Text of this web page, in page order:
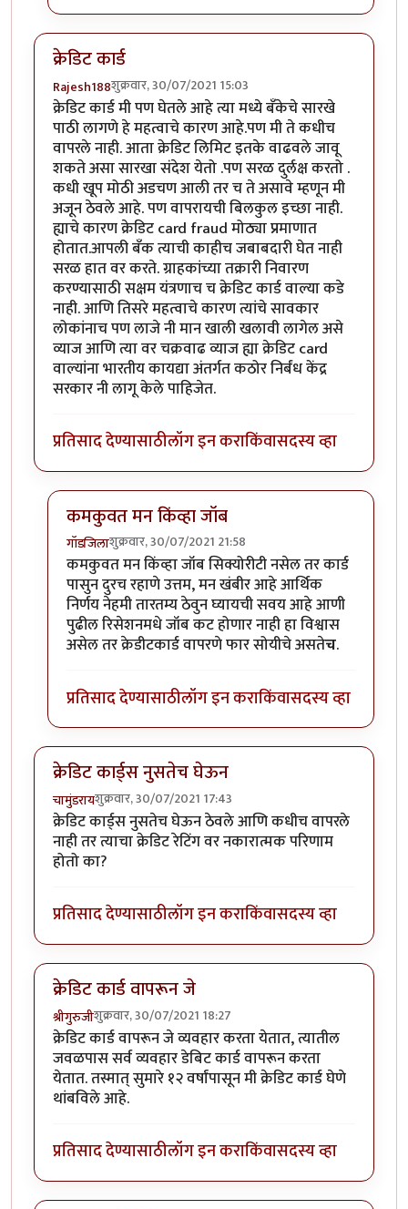
क्रेडिट कार्ड
Rajesh188शुक्रवार, 30/07/2021 15:03
क्रेडिट कार्ड मी पण घेतले आहे त्या मध्ये बँकेचे सारखे
पाठी लागणे हे महत्वाचे कारण आहे.पण मी ते कधीच
वापरले नाही. आता क्रेडिट लिमिट इतके वाढवले जावू
शकते असा सारखा संदेश येतो .पण सरळ दुर्लक्ष करतो .
कधी खूप मोठी अडचण आली तर च ते असावे म्हणून मी
अजून ठेवले आहे. पण वापरायची बिलकुल इच्छा नाही.
ह्याचे कारण क्रेडिट card fraud मोठ्या प्रमाणात
होतात.आपली बँक त्याची काहीच जबाबदारी घेत नाही
सरळ हात वर करते. ग्राहकांच्या तक्रारी निवारण
करण्यासाठी सक्षम यंत्रणाच च क्रेडिट कार्ड वाल्या कडे
नाही. आणि तिसरे महत्वाचे कारण त्यांचे सावकार
लोकांनाच पण लाजे नी मान खाली खलावी लागेल असे
व्याज आणि त्या वर चक्रवाढ व्याज ह्या क्रेडिट card
वाल्यांना भारतीय कायद्या अंतर्गत कठोर निर्बंध केंद्र
सरकार नी लागू केले पाहिजेत.
प्रतिसाद देण्यासाठीलॉग इन कराकिंवासदस्य व्हा
कमकुवत मन किंव्हा जॉब
गॉडजिलाशुक्रवार, 30/07/2021 21:58
In reply toक्रेडिट कार्डbyRajesh188
कमकुवत मन किंव्हा जॉब सिक्योरीटी नसेल तर कार्ड
पासुन दुरच रहाणे उत्तम, मन खंबीर आहे आर्थिक
निर्णय नेहमी तारतम्य ठेवुन घ्यायची सवय आहे आणी
पुढील रिसेशनमधे जॉब कट होणार नाही हा विश्वास
असेल तर क्रेडीटकार्ड वापरणे फार सोयीचे असतेच.
प्रतिसाद देण्यासाठीलॉग इन कराकिंवासदस्य व्हा
क्रेडिट कार्ड्स नुसतेच घेऊन
चामुंडरायशुक्रवार, 30/07/2021 17:43
क्रेडिट कार्ड्स नुसतेच घेऊन ठेवले आणि कधीच वापरले
नाही तर त्याचा क्रेडिट रेटिंग वर नकारात्मक परिणाम
होतो का?
प्रतिसाद देण्यासाठीलॉग इन कराकिंवासदस्य व्हा
क्रेडिट कार्ड वापरून जे
श्रीगुरुजीशुक्रवार, 30/07/2021 18:27
क्रेडिट कार्ड वापरून जे व्यवहार करता येतात, त्यातील
जवळपास सर्व व्यवहार डेबिट कार्ड वापरून करता
येतात. तस्मात् सुमारे १२ वर्षांपासून मी क्रेडिट कार्ड घेणे
थांबविले आहे.
प्रतिसाद देण्यासाठीलॉग इन कराकिंवासदस्य व्हा